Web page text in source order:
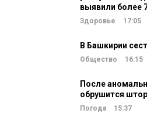
выявили более
Здоровье 17:05
В Башкирии
Общество 16:15
После
обрушится
Погода 15:37